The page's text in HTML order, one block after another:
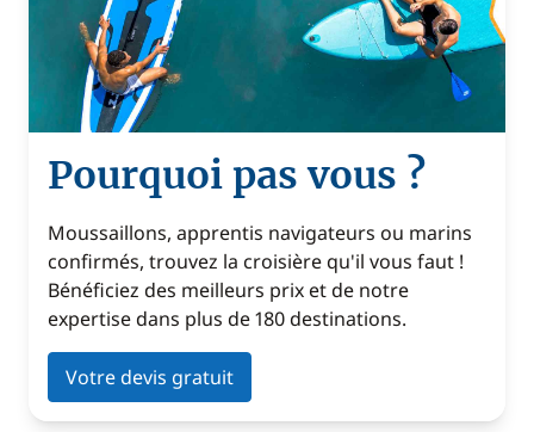
Pourquoi pas vous ?
Moussaillons, apprentis navigateurs ou marins
confirmés, trouvez la croisière qu'il vous faut !
Bénéficiez des meilleurs prix et de notre
expertise dans plus de 180 destinations.
Votre devis gratuit